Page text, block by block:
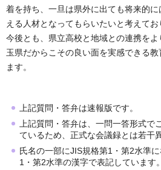
着を持ち、一旦は県外に出ても将来的
える人材となってもらいたいと考えてお
今後とも、県立高校と地域との連携を
玉県だからこその良い面を実感できる
ます。
上記質問・答弁は速報版です。
上記質問・答弁は、一問一答形式で
ているため、正式な会議録とは若干
氏名の一部にJIS規格第1・第2水準
1・第2水準の漢字で表記しています